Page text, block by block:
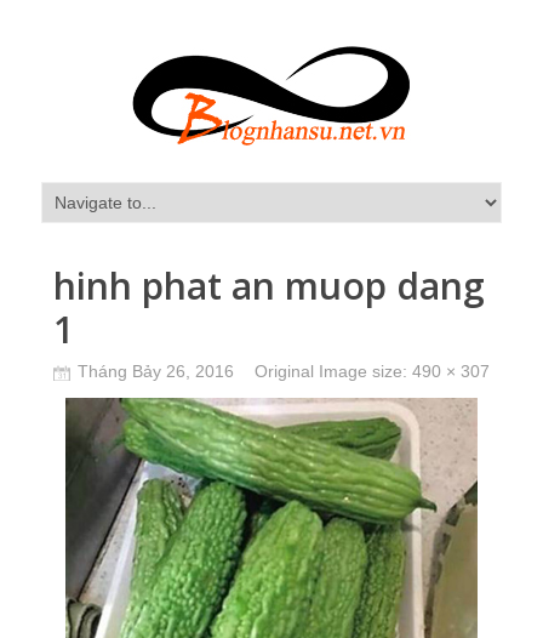
hinh phat an muop dang
1
Tháng Bảy 26, 2016 Original Image size: 490 × 307